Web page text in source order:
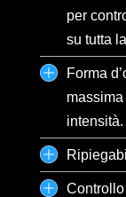
per
su tutta
Forma
intensità.